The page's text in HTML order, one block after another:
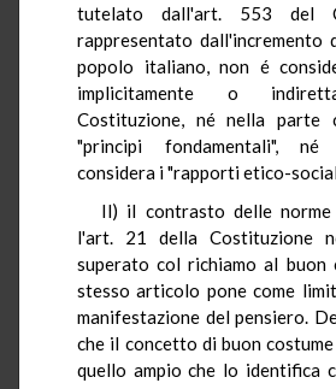
tutelato dall'art. 553 del
rappresentato dall'incremento
popolo italiano, non é
implicitamente o
Costituzione, né nella parte
"principi fondamentali",
considera i "rapporti etico-
Il) il contrasto delle norme
l'art. 21 della Costituzione
superato col richiamo al buon
stesso articolo pone come
manifestazione del pensiero.
che il concetto di buon
quello ampio che lo identifica